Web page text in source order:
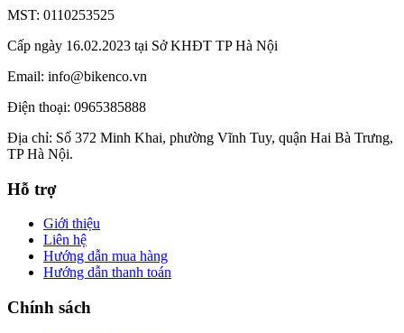
MST: 0110253525
Cấp ngày 16.02.2023 tại Sở KHĐT TP Hà Nội
Email: info@bikenco.vn
Điện thoại: 0965385888
Địa chỉ: Số 372 Minh Khai, phường Vĩnh Tuy, quận Hai Bà Trưng,
TP Hà Nội.
Hỗ trợ
Giới thiệu
Liên hệ
Hướng dẫn mua hàng
Hướng dẫn thanh toán
Chính sách